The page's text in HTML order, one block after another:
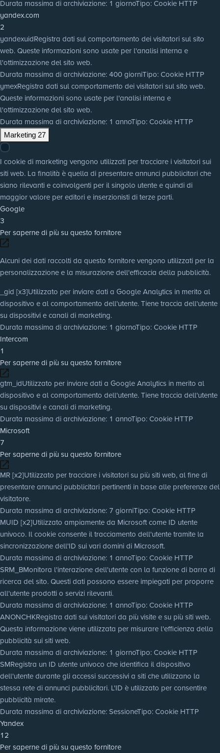
Durata massima di archiviazione: 1 giornoTipo: Cookie HTTP
yandex.com
2
yandexuidRegistra dati sul comportamento dei visitatori sul sito
web. Queste informazioni sono usate per l'analisi interna e
l'ottimizzazione del sito web.
Durata massima di archiviazione: 400 giorniTipo: Cookie HTTP
ymexRegistra dati sul comportamento dei visitatori sul sito web.
Queste informazioni sono usate per l'analisi interna e
l'ottimizzazione del sito web.
Durata massima di archiviazione: 1 annoTipo: Cookie HTTP
Marketing 27
I cookie di marketing vengono utilizzati per tracciare i visitatori sui
siti web. La finalità è quella di presentare annunci pubblicitari che
siano rilevanti e coinvolgenti per il singolo utente e quindi di
maggior valore per editori e inserzionisti di terze parti.
Google
3
Per saperne di più su questo fornitore
Alcuni dei dati raccolti da questo fornitore vengono utilizzati per la
personalizzazione e la misurazione dell'efficacia della pubblicità.
_gid [x3]Utilizzato per inviare dati a Google Analytics in merito al
dispositivo e al comportamento dell'utente. Tiene traccia dell'utente
su dispositivi e canali di marketing.
Durata massima di archiviazione: 1 giornoTipo: Cookie HTTP
Intercom
1
Per saperne di più su questo fornitore
gtm_idUtilizzato per inviare dati a Google Analytics in merito al
dispositivo e al comportamento dell'utente. Tiene traccia dell'utente
su dispositivi e canali di marketing.
Durata massima di archiviazione: 1 annoTipo: Cookie HTTP
Microsoft
7
Per saperne di più su questo fornitore
MR [x2]Utilizzato per tracciare i visitatori su più siti web, al fine di
presentare annunci pubblicitari pertinenti in base alle preferenze del
visitatore.
Durata massima di archiviazione: 7 giorniTipo: Cookie HTTP
MUID [x2]Utilizzato ampiamente da Microsoft come ID utente
univoco. Il cookie consente il tracciamento dell'utente tramite la
sincronizzazione dell'ID sui vari domini di Microsoft.
Durata massima di archiviazione: 1 annoTipo: Cookie HTTP
SRM_BMonitora l'interazione dell'utente con la funzione di barra di
ricerca del sito. Questi dati possono essere impiegati per proporre
all'utente prodotti o servizi rilevanti.
Durata massima di archiviazione: 1 annoTipo: Cookie HTTP
ANONCHKRegistra dati sui visitatori da più visite e su più siti web.
Questa informazione viene utilizzata per misurare l'efficienza della
pubblicità sui siti web.
Durata massima di archiviazione: 1 giornoTipo: Cookie HTTP
SMRegistra un ID utente univoco che identifica il dispositivo
dell'utente durante gli accessi successivi a siti che utilizzano la
stessa rete di annunci pubblicitari. L'ID è utilizzato per consentire
pubblicità mirate.
Durata massima di archiviazione: SessioneTipo: Cookie HTTP
Yandex
12
Per saperne di più su questo fornitore